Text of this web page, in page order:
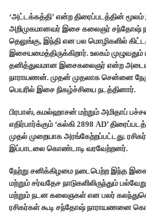
‘அட்டக்கத்தி’ என்ற திரைப்படத்தின்
அறிமுகமானவர் இசை கலைஞர் சந்தோஷ்
தெலுங்கு, இந்தி என பல மொழிகளில்
இசையமைத்திருக்கிறார். உலகம் முழுவதும்
தனித்துவமான இசைகலைஞர் என்ற
நாராயணன். முதன் முதலாக சென்னை நேரு
பெயரில் இசை நிகழ்ச்சியை நடத்தினார்.
பிரபாஸ், கமல்ஹாசன் மற்றும் அமிதாப்
எதிர்பார்க்கும் ‘கல்கி 2898 AD’
முதல் முறையாக அரங்கேற்றப்பட்டது.
இப்பாடலை கொண்டாடி வரவேற்றனர்.
நேற்று சனிக்கிழமை நடைபெற்ற இந்த இசை
மற்றும் சர்வதேச நாடுகளிலிருந்தும்
மற்றும் நடன கலைஞகள் என பலர்
ரசிகர்கள் கூடி சந்தோஷ் நாராயணனை